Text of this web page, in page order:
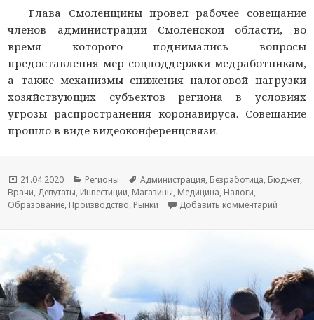
Глава Смоленщины провел рабочее совещание
членов администрации Смоленской области, во
время которого поднимались вопросы
предоставления мер соцподдержки медработникам,
а также механизмы снижения налоговой нагрузки
хозяйствующих субъектов региона в условиях
угрозы распространения коронавируса. Совещание
прошло в виде видеоконференцсвязи.
Опубликовано
21.04.2020 Рубрики
Регионы Метки
Администрация, Безработица, Бюджет,
Врачи, Депутаты, Инвестиции, Магазины, Медицина, Налоги,
Образование, Производство, Рынки Добавить комментарий